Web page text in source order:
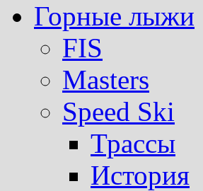
Горные лыжи
FIS
Masters
Speed Ski
Трассы
История